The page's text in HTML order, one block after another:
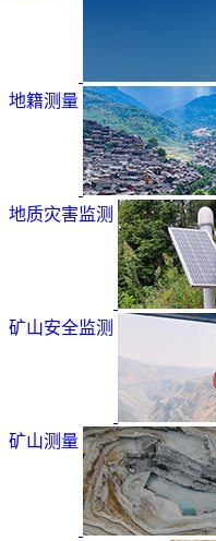
地籍测量
地质灾害监测
矿山安全监测
矿山测量